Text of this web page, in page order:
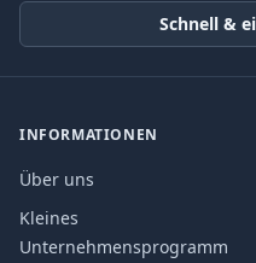
Schnell &
INFORMATIONEN
Über uns
Kleines
Unternehmensprogramm